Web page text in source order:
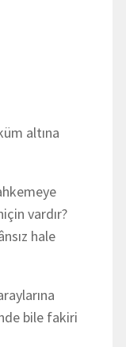
altına
vardır?
hale
bile fakiri